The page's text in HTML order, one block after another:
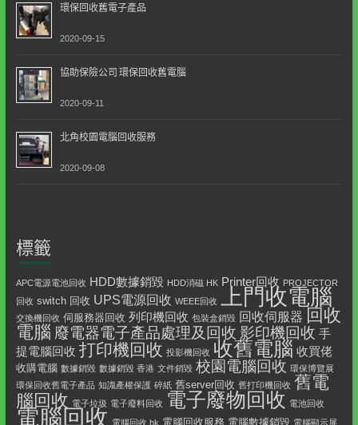
環保回收舊電子產品
2020-09-15
協助保險公司 環保回收舊電腦
2020-09-11
北角校園電腦回收服務
2020-09-08
標籤
APC電源電池回收 HDD數據銷毀 HDD消磁 HK Printer回收 PROJECTOR
回收 switch 回收 UPS電源回收 WEEE回收 上門收電腦
交換機回收 伺服務器回收 列印機回收 包裝盒銷毀 回收伺服器 回收
電腦 廢電器電子產品處理及回收 影印機回收 手
提電腦回收 打印機回收 投影機回收 收舊電腦 收買佬
收購電腦 數據銷毀 數據銷毀 香港 文件銷毀 校園電腦回收 環保博覽展
環保回收舊電子產品 知識產權保護 碎紙 舊server回收 舊打印機回收 舊電
腦回收 電子垃圾 電子廢料回收 電子廢物回收 電池回收
電腦回收 電腦回收 hk 電腦回收服務 電腦數據銷毀 電腦顯示屏